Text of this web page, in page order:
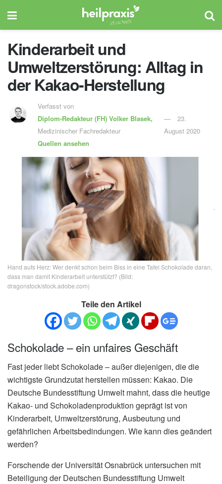
Kinderarbeit und
Umweltzerstörung: Alltag in
der Kakao-Herstellung
Verfasst von
Diplom-Redakteur (FH)Volker Blasek,
Medizinischer Fachredakteur
Quellen ansehen
23.
August 2020
Hand aufs Herz: Wer denkt schon beim Biss in eine Tafel Schokolade daran,
dass man damit Kinderarbeit unterstützt? (Bild:
dragonstock/stock.adobe.com)
Teile den Artikel
Schokolade – ein unfaires Geschäft
Fast jeder liebt Schokolade – außer diejenigen, die die
wichtigste Grundzutat herstellen müssen: Kakao. Die
Deutsche Bundesstiftung Umwelt mahnt, dass die heutige
Kakao- und Schokoladenproduktion geprägt ist von
Kinderarbeit, Umweltzerstörung, Ausbeutung und
gefährlichen Arbeitsbedindungen. Wie kann dies geändert
werden?
Forschende der Universität Osnabrück untersuchen mit
Beteiligung der Deutschen Bundesstiftung Umwelt